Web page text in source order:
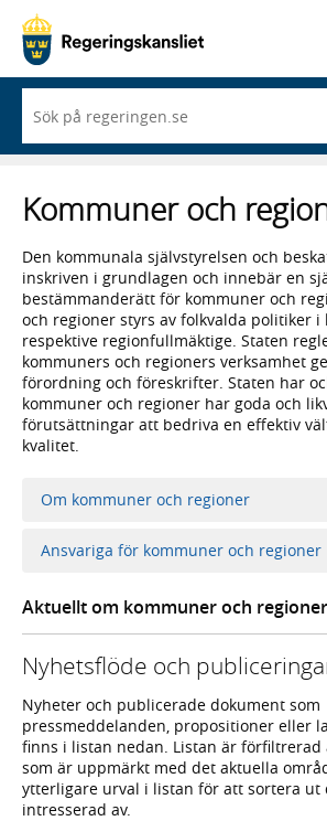
du
börjar
skriva
framträder
en
med
sökförslag
Kommuner och
Den kommunala självstyrelsen och
inskriven i grundlagen och innebär en
bestämmanderätt för kommuner och
och regioner styrs av folkvalda politiker i
respektive regionfullmäktige. Staten
kommuners och regioners verksamhet
förordning och föreskrifter. Staten har
kommuner och regioner har goda och
förutsättningar att bedriva en effektiv
kvalitet.
Om kommuner och regioner
Ansvariga för kommuner och regioner
Aktuellt om kommuner och regioner
Nyhetsflöde och
Nyheter och publicerade dokument som
pressmeddelanden, propositioner eller
finns i listan nedan. Listan är
som är uppmärkt med det aktuella
ytterligare urval i listan för att sortera ut
intresserad av.